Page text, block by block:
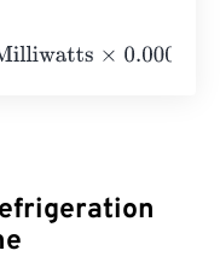
×0.0000034121=